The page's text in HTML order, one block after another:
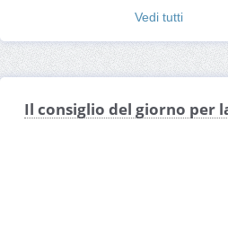
Vedi tutti
Il consiglio del giorno per